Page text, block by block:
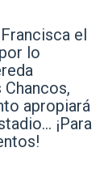
el
lo
apropiará
¡Para